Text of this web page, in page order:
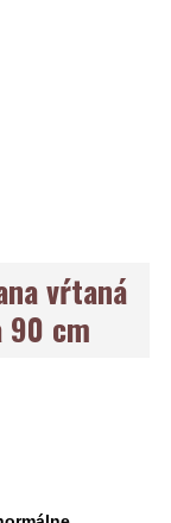
vŕtaná
90 cm